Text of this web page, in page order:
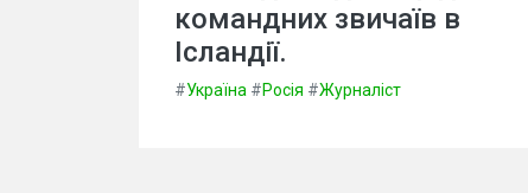
командних звичаїв в
Ісландії.
#Україна #Росія #Журналіст